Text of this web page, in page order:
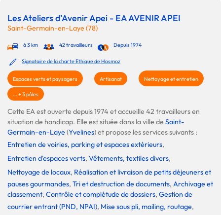
Les Ateliers d’Avenir Apei - EA AVENIR APEI
Saint-Germain-en-Laye (78)
à 3 km 42 travailleurs Depuis 1974
Signataire de la charte Ethique de Hosmoz
Espaces verts et paysagers Artisanat Nettoyage et entretien
... + 3 pôles
Cette EA est ouverte depuis 1974 et accueille 42 travailleurs en
situation de handicap. Elle est située dans la ville deSaint-
Germain-en-Laye(Yvelines) et propose les services suivants :
Entretien de voiries, parking et espaces extérieurs,
Entretien d'espaces verts, Vêtements, textiles divers,
Nettoyage de locaux, Réalisation et livraison de petits déjeuners et
pauses gourmandes, Tri et destruction de documents, Archivage et
classement, Contrôle et complétude de dossiers, Gestion de
courrier entrant (PND, NPAI), Mise sous pli, mailing, routage,